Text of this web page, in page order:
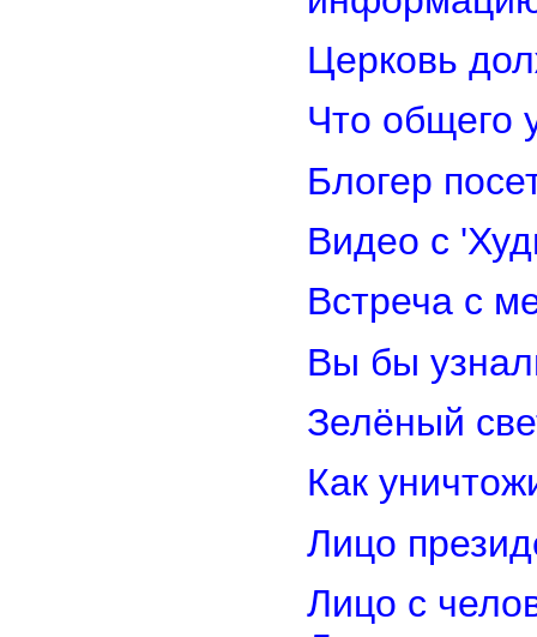
Церковь
Что общего
Блогер
Видео с
Встреча с
Вы бы
Зелёный
Как
Лицо
Лицо с